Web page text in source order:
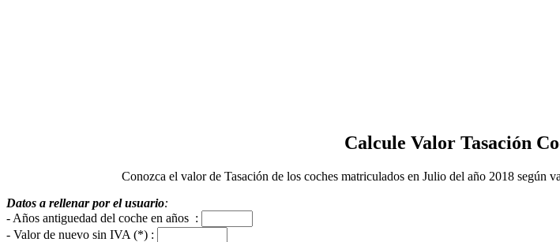
Calcule Valor Tasación
Conozca el valor de Tasación de los coches matriculados en Julio del año 2018 según
Datos a rellenar por el usuario:
- Años antiguedad del coche en años :
- Valor de nuevo sin IVA (*) :